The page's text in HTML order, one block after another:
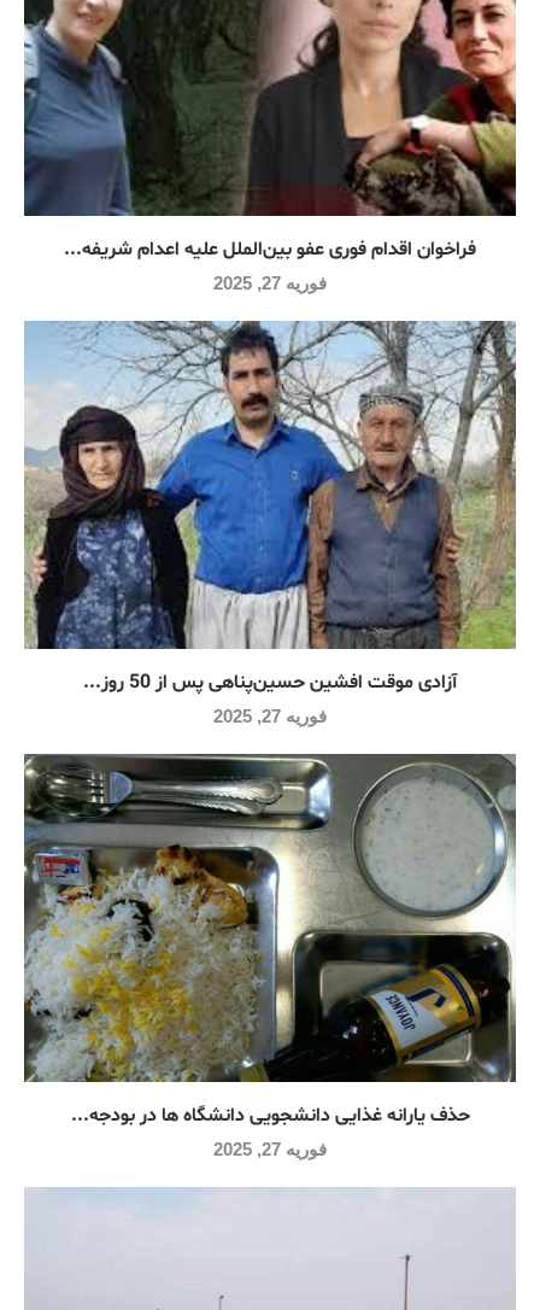
فراخوان اقدام فوری عفو بین‌الملل علیه اعدام شریفه...
فوریه 27, 2025
آزادی موقت افشین حسین‌پناهی پس از 50 روز...
فوریه 27, 2025
حذف یارانه غذایی دانشجویی دانشگاه ها در بودجه...
فوریه 27, 2025